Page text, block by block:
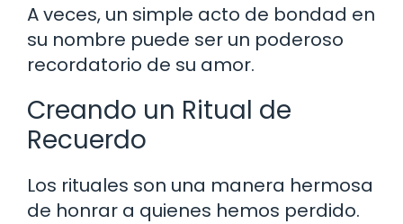
A veces, un simple acto de bondad en
su nombre puede ser un poderoso
recordatorio de su amor.
Creando un Ritual de
Recuerdo
Los rituales son una manera hermosa
de honrar a quienes hemos perdido.